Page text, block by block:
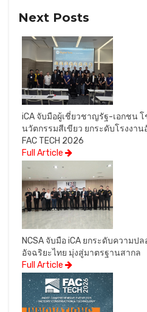
Next Posts
iCA จับมือผู้เชี่ยวชาญรัฐ-เอกชน
นวัตกรรมสีเขียว ยกระดับโรงงา
FAC TECH 2026
Full Article
NCSA จับมือ iCA ยกระดับความป
อัจฉริยะไทย มุ่งสู่มาตรฐานสากล
Full Article